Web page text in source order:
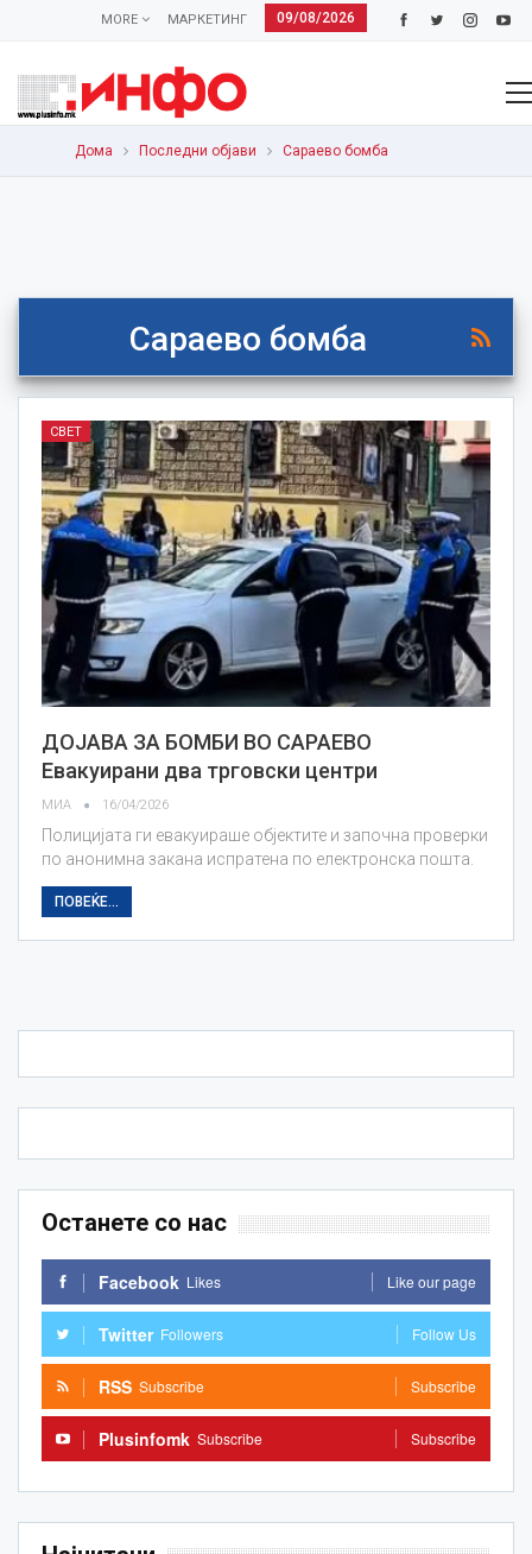
09/08/2026
МАРКЕТИНГ
MORE
Дома Последни објави Сараево бомба
Сараево бомба
СВЕТ
ДОЈАВА ЗА БОМБИ ВО САРАЕВО
Евакуирани два трговски центри
МИА 16/04/2026
Полицијата ги евакуираше објектите и започна проверки
по анонимна закана испратена по електронска пошта.
ПОВЕЌЕ...
Останете со нас
Facebook Likes Like our page
Twitter Followers Follow Us
RSS Subscribe Subscribe
Plusinfomk Subscribe Subscribe